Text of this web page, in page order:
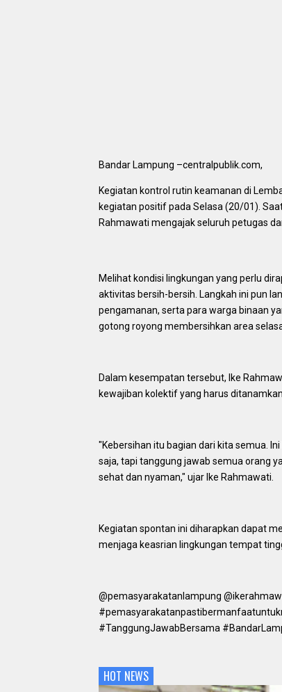
Bandar Lampung –centralpublik.com,
Kegiatan kontrol rutin keamanan di
kegiatan positif pada Selasa (20/01).
Rahmawati mengajak seluruh petugas
Melihat kondisi lingkungan yang perlu
aktivitas bersih-bersih. Langkah ini pun
pengamanan, serta para warga binaan
gotong royong membersihkan area
Dalam kesempatan tersebut, Ike
kewajiban kolektif yang harus
"Kebersihan itu bagian dari kita semua.
saja, tapi tanggung jawab semua orang
sehat dan nyaman," ujar Ike Rahmawati.
Kegiatan spontan ini diharapkan dapat
menjaga keasrian lingkungan tempat
@pemasyarakatanlampung
#TanggungJawabBersama
HOT NEWS